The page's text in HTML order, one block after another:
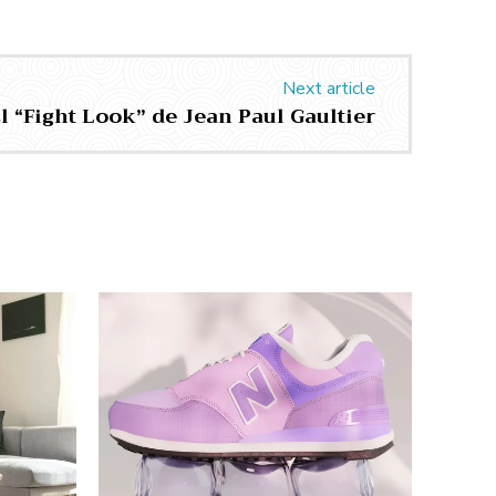
Next article
“Fight Look” de Jean Paul Gaultier